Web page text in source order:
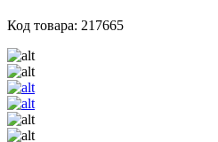
Код товара: 217665